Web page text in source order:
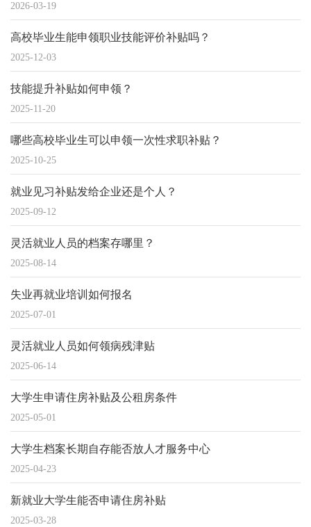
2026-03-19
高校毕业生能申领职业技能评价补贴吗？
2025-12-03
技能提升补贴如何申领？
2025-11-20
哪些高校毕业生可以申领一次性求职补贴？
2025-10-25
就业见习补贴发给企业还是个人？
2025-09-12
灵活就业人员的档案存哪里？
2025-08-14
失业再就业培训如何报名
2025-07-01
灵活就业人员如何领病残津贴
2025-06-14
大学生申请住房补贴及公租房条件
2025-05-01
大学生档案长期自存能否放人才服务中心
2025-04-23
新就业大学生能否申请住房补贴
2025-03-28